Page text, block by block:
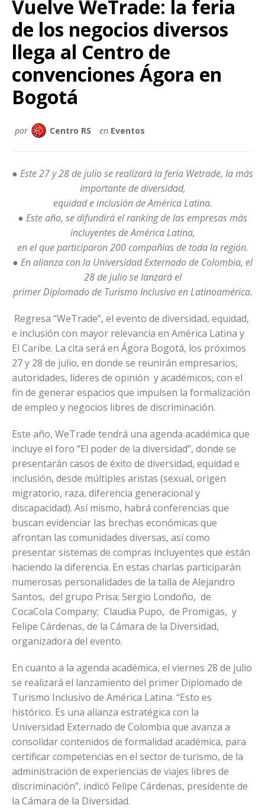
Vuelve WeTrade: la feria
de los negocios diversos
llega al Centro de
convenciones Ágora en
Bogotá
por Centro RS en Eventos
● Este 27 y 28 de julio se realizará la feria Wetrade, la más
importante de diversidad,
equidad e inclusión de América Latina.
● Este año, se difundirá el ranking de las empresas más
incluyentes de América Latina,
en el que participaron 200 compañías de toda la región.
● En alianza con la Universidad Externado de Colombia, el
28 de julio se lanzará el
primer Diplomado de Turismo Inclusivo en Latinoamérica.
Regresa “WeTrade”, el evento de diversidad, equidad,
e inclusión con mayor relevancia en América Latina y
El Caribe. La cita será en Ágora Bogotá, los próximos
27 y 28 de julio, en donde se reunirán empresarios,
autoridades, líderes de opinión y académicos, con el
fin de generar espacios que impulsen la formalización
de empleo y negocios libres de discriminación.
Este año, WeTrade tendrá una agenda académica que
incluye el foro “El poder de la diversidad”, donde se
presentarán casos de éxito de diversidad, equidad e
inclusión, desde múltiples aristas (sexual, origen
migratorio, raza, diferencia generacional y
discapacidad). Así mismo, habrá conferencias que
buscan evidenciar las brechas económicas que
afrontan las comunidades diversas, así como
presentar sistemas de compras incluyentes que están
haciendo la diferencia. En estas charlas participarán
numerosas personalidades de la talla de Alejandro
Santos, del grupo Prisa; Sergio Londoño, de
CocaCola Company; Claudia Pupo, de Promigas, y
Felipe Cárdenas, de la Cámara de la Diversidad,
organizadora del evento.
En cuanto a la agenda académica, el viernes 28 de julio
se realizará el lanzamiento del primer Diplomado de
Turismo Inclusivo de América Latina. “Esto es
histórico. Es una alianza estratégica con la
Universidad Externado de Colombia que avanza a
consolidar contenidos de formalidad académica, para
certificar competencias en el sector de turismo, de la
administración de experiencias de viajes libres de
discriminación”, indicó Felipe Cárdenas, presidente de
la Cámara de la Diversidad.